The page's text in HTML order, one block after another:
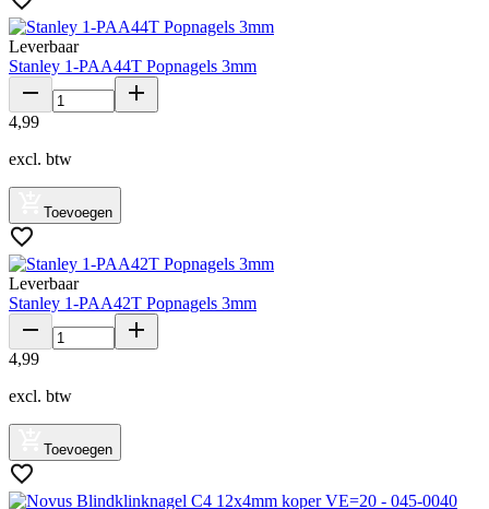
Leverbaar
Stanley 1-PAA44T Popnagels 3mm
4,99
excl. btw
Toevoegen
Leverbaar
Stanley 1-PAA42T Popnagels 3mm
4,99
excl. btw
Toevoegen